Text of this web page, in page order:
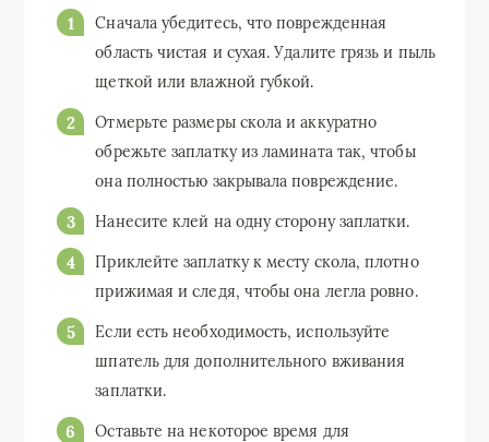
Сначала убедитесь, что поврежденная
область чистая и сухая. Удалите грязь и пыль
щеткой или влажной губкой.
Отмерьте размеры скола и аккуратно
обрежьте заплатку из ламината так, чтобы
она полностью закрывала повреждение.
Нанесите клей на одну сторону заплатки.
Приклейте заплатку к месту скола, плотно
прижимая и следя, чтобы она легла ровно.
Если есть необходимость, используйте
шпатель для дополнительного вживания
заплатки.
Оставьте на некоторое время для